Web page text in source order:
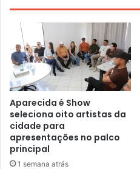
Aparecida é Show
seleciona oito artistas da
cidade para
apresentações no palco
principal
1 semana atrás